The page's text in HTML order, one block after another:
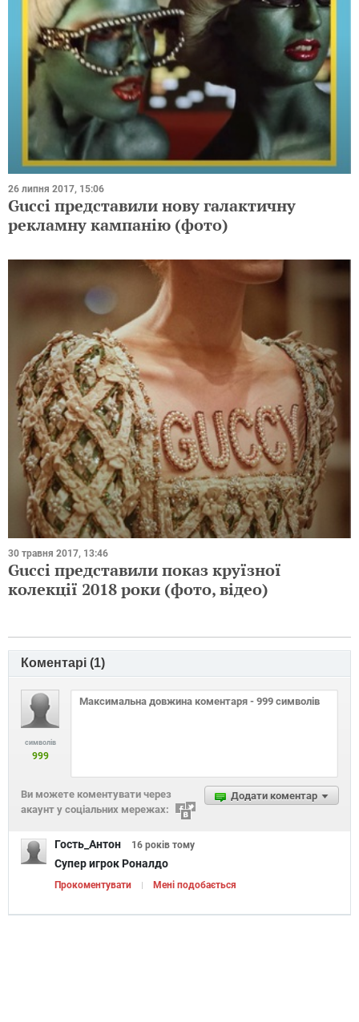
26 липня 2017, 15:06
Gucci представили нову галактичну
рекламну кампанію (фото)
30 травня 2017, 13:46
Gucci представили показ круїзної
колекції 2018 роки (фото, відео)
Коментарі (1)
символів
999
Додати коментар
Ви можете коментувати через
акаунт у соціальних мережах:
Гость_Антон 16 років тому
Супер игрок Роналдо
Прокоментувати Мені подобається